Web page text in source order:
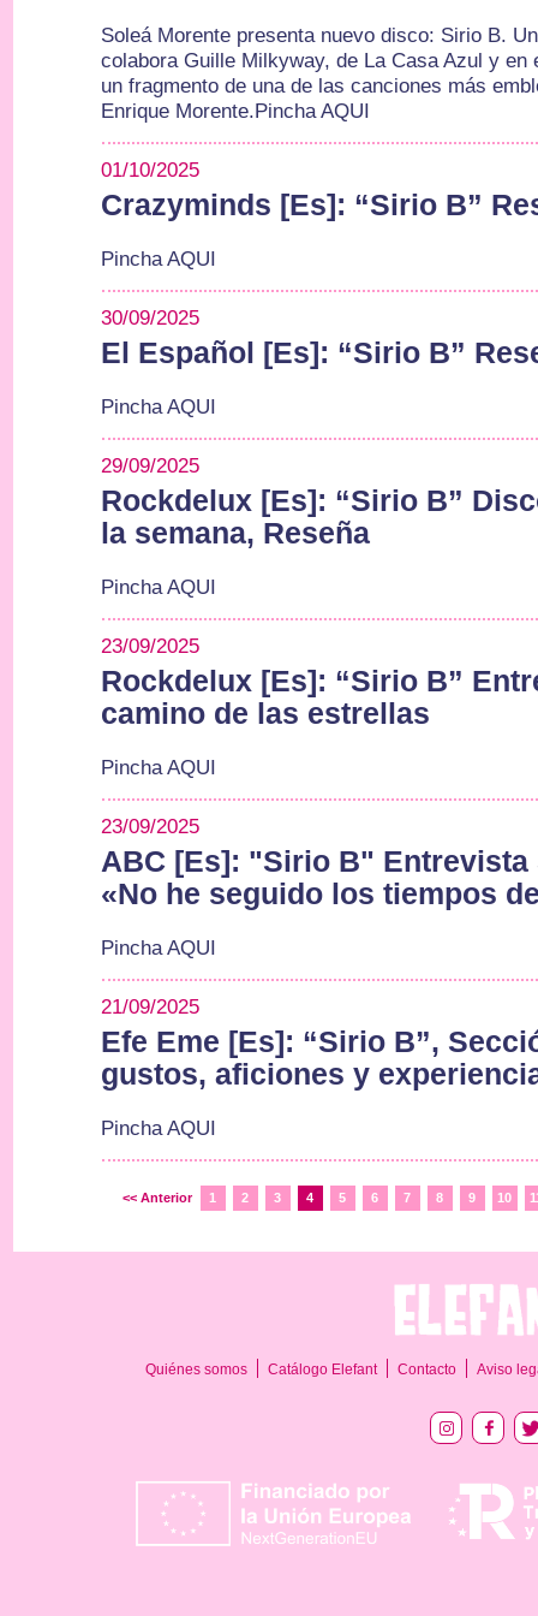
Soleá Morente presenta nuevo disco: Sirio B.
colabora Guille Milkyway, de La Casa Azul y en
un fragmento de una de las canciones más
Enrique Morente.Pincha AQUI
01/10/2025
Crazyminds [Es]: “Sirio B”
Pincha AQUI
30/09/2025
El Español [Es]: “Sirio B”
Pincha AQUI
29/09/2025
Rockdelux [Es]: “Sirio B”
la semana, Reseña
Pincha AQUI
23/09/2025
Rockdelux [Es]: “Sirio B”
camino de las estrellas
Pincha AQUI
23/09/2025
ABC [Es]: "Sirio B" Entrevista
«No he seguido los tiempos
Pincha AQUI
21/09/2025
Efe Eme [Es]: “Sirio B”,
gustos, aficiones y
Pincha AQUI
<< Anterior 1 2 3 4 5 6 7 8 9 10
Quiénes somos Catálogo Elefant Contacto Aviso